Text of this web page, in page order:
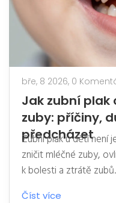
bře, 8 2026, 0
Jak zubní plak
zuby: příčiny,
předcházet
Zubní plak u dětí není
zničit mléčné zuby,
k bolesti a ztrátě
odstranit a jak mu
Číst více